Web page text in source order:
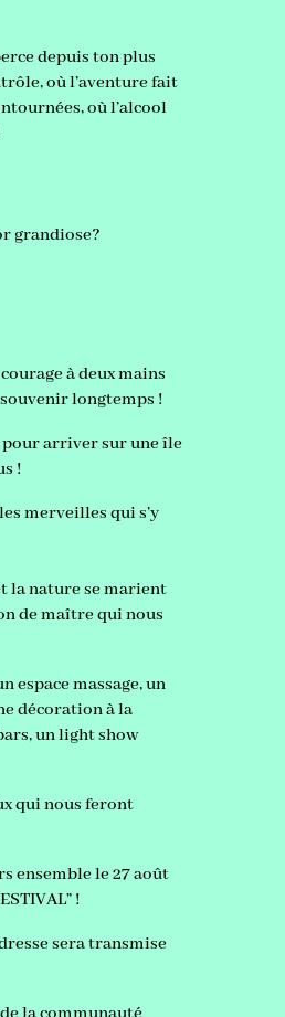
depuis ton plus
où l’aventure fait
où l’alcool
grandiose?
à deux mains
longtemps !
pour arriver sur une île
!
merveilles qui s’y
la nature se marient
de maître qui nous
espace massage, un
décoration à la
un light show
qui nous feront
ensemble le 27 août
!
sera transmise